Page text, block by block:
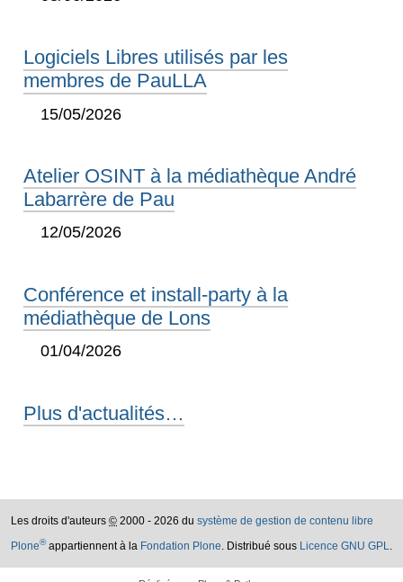
Logiciels Libres utilisés par les
membres de PauLLA
15/05/2026
Atelier OSINT à la médiathèque André
Labarrère de Pau
12/05/2026
Conférence et install-party à la
médiathèque de Lons
01/04/2026
Plus d'actualités…
Les droits d'auteurs © 2000 - 2026 du système de gestion de contenu libre
Plone®appartiennent à la Fondation Plone. Distribué sous Licence GNU GPL.